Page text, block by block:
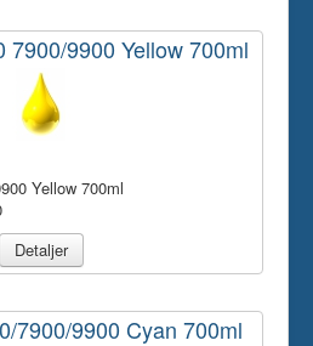
7900/9900 Yellow 700ml
Yellow 700ml
Detaljer
7900/9900 Cyan 700ml